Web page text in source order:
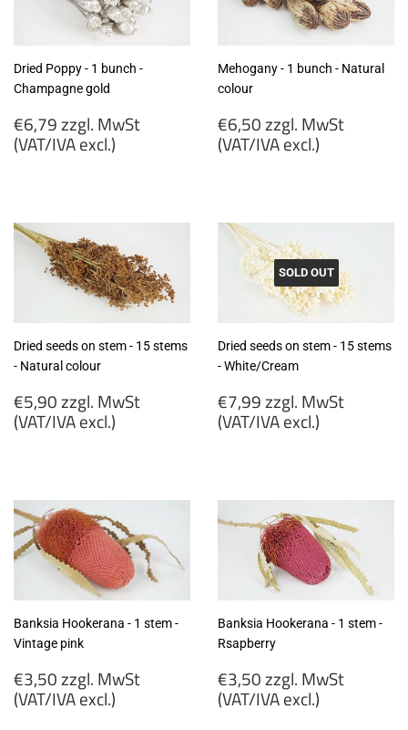
Dried Poppy - 1 bunch -
Champagne gold
Regular
price
€6,79 zzgl. MwSt
(VAT/IVA excl.)
MwSt
(VAT/IVA
excl.)
Mehogany - 1 bunch - Natural
colour
Regular
price
€6,50 zzgl. MwSt
(VAT/IVA excl.)
MwSt
(VAT/IVA
excl.)
Dried seeds on stem - 15 stems
- Natural colour
Regular
price
€5,90 zzgl. MwSt
(VAT/IVA excl.)
MwSt
(VAT/IVA
excl.)
SOLD OUT
Dried seeds on stem - 15 stems
- White/Cream
Regular
price
€7,99 zzgl. MwSt
(VAT/IVA excl.)
MwSt
(VAT/IVA
excl.)
Banksia Hookerana - 1 stem -
Vintage pink
Regular
price
€3,50 zzgl. MwSt
(VAT/IVA excl.)
Banksia Hookerana - 1 stem -
Rsapberry
Regular
price
€3,50 zzgl. MwSt
(VAT/IVA excl.)